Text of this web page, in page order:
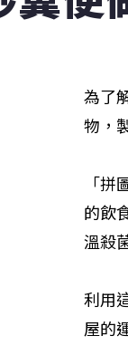
為了
物，
「
的飲
溫殺
利用
屋的